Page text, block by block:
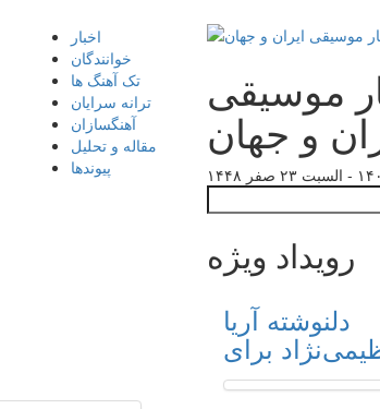
موسیقی
و جهان
رویداد ویژه
دلنوشته آریا
اخبار
خوانندگان
تک آهنگ ها
ترانه سرایان
آهنگسازان
مقاله و تحلیل
پیوندها